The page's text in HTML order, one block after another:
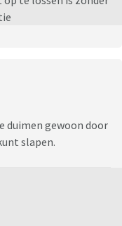
duimen gewoon door
slapen.